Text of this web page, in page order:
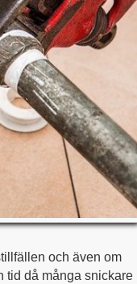
och även om
tid då många snickare